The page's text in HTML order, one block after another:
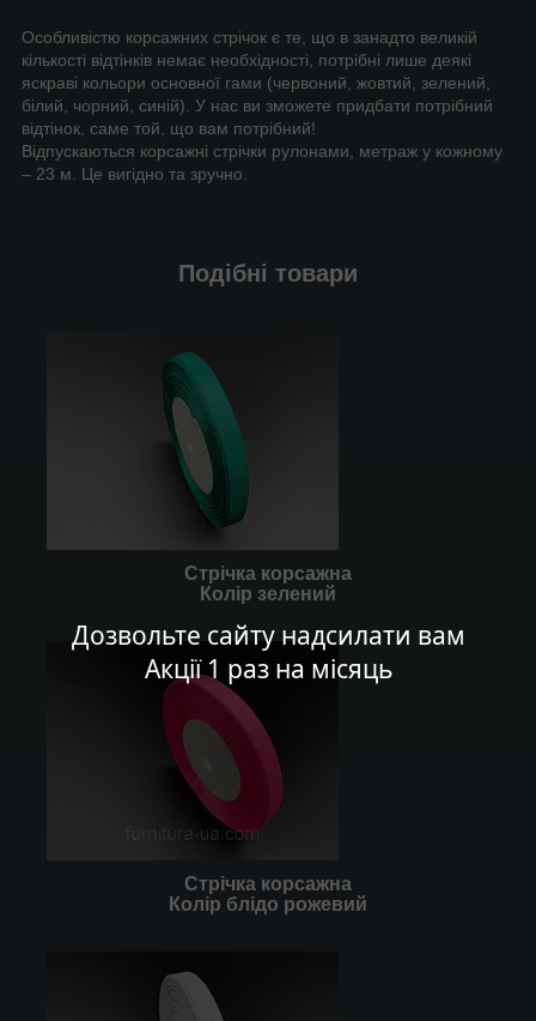
Дозвольте сайту надсилати вам
Акції 1 раз на місяць
Особливістю корсажних стрічок є те, що в занадто великій
кількості відтінків немає необхідності, потрібні лише деякі
яскраві кольори основної гами (червоний, жовтий, зелений,
білий, чорний, синій). У нас ви зможете придбати потрібний
відтінок, саме той, що вам потрібний!
Відпускаються корсажні стрічки рулонами, метраж у кожному
– 23 м. Це вигідно та зручно.
Подібні товари
Стрічка корсажна
Колір зелений
Стрічка корсажна
Колір блідо рожевий